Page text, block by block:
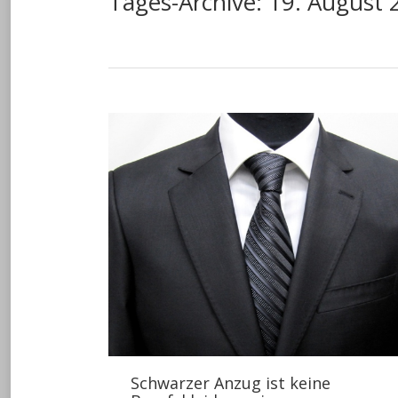
Schwarzer Anzug ist keine